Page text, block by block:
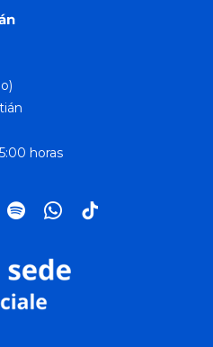
horas
spotifywhatsapp
tik